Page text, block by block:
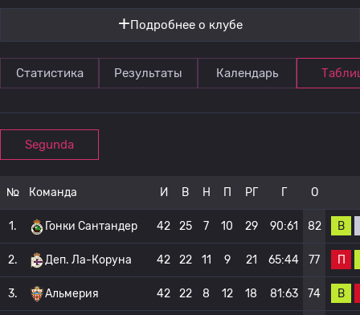
Подробнее о клубе
Статистика Результаты Календарь
Segunda
№ Команда И В Н П РГ Г О
1. Гонки Сантандер 42 25 7 10 29 90:61 82 В
2. Деп. Ла-Коруна 42 22 11 9 21 65:44 77 П
3. Альмерия 42 22 8 12 18 81:63 74 В